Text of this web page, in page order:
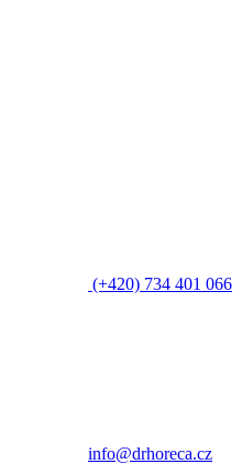
(+420) 734 401 066
info@drhoreca.cz